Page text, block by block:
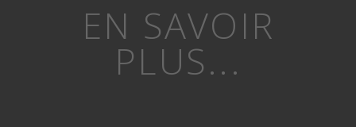
EN SAVOIR
PLUS...